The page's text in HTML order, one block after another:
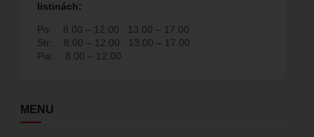
listinách:
Po: 8.00 – 12.00
13.00 – 17.00
Str:
8.00 – 12.00
13.00 – 17.00
Pia:
8.00 – 12.00
MENU